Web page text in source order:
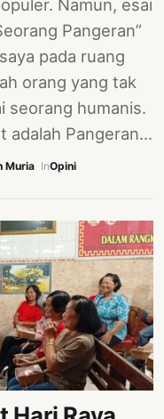
Namun, esai
Pangeran”
pada ruang
orang yang tak
seorang humanis.
adalah Pangeran…
Muria InOpini